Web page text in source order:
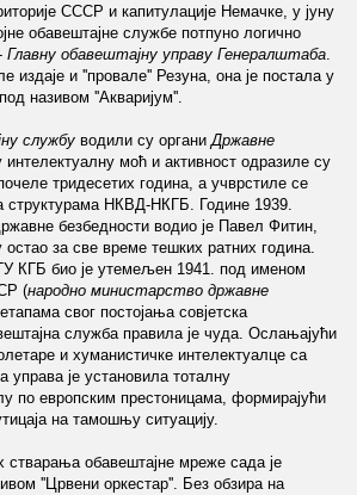
СССР и капитулације Немачке, у јуну
обавештајне службе потпуно логично
Главну обавештајну управу Генералштаба.
издаје и ''провале'' Резуна, она је постала у
називом ''Акваријум''.
службу водили су органиДржавне
моћ и активност одразиле су
тридесетих година, а учврстиле се
структурама НКВД-НКГБ. Године 1939.
безбедности водио је Павел Фитин,
остао за све време тешких ратних година.
КГБ био је утемељен 1941. под именом
(народно министарство државне
свог постојања совјетска
служба правила је чуда. Ослањајући
и хуманистичке интелектуалце са
је установила тоталну
по европским престоницама, формирајући
на тамошњу ситуацију.
стварања обавештајне мреже сада је
''Црвени оркестар''. Без обзира на